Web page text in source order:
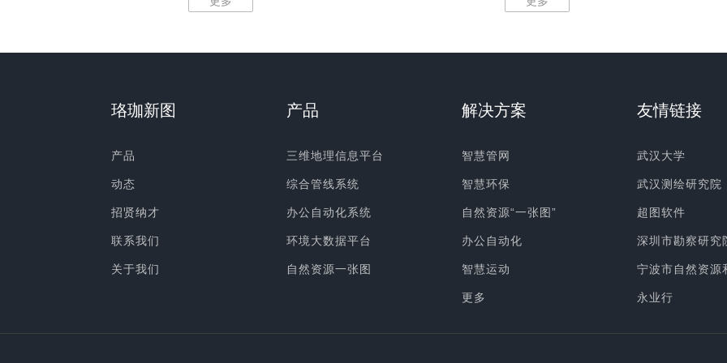
珞珈新图
产品
动态
招贤纳才
联系我们
关于我们
产品
三维地理信息平台
综合管线系统
办公自动化系统
环境大数据平台
自然资源一张图
解决方案
智慧管网
智慧环保
自然资源“一张图”
办公自动化
智慧运动
更多
友情链接
武汉大学
武汉测绘研究院
超图软件
深圳市勘察研究
宁波市自然资源
永业行